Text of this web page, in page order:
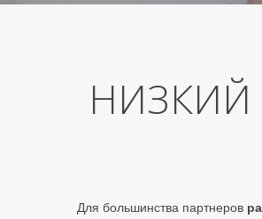
Для большинства партнеров